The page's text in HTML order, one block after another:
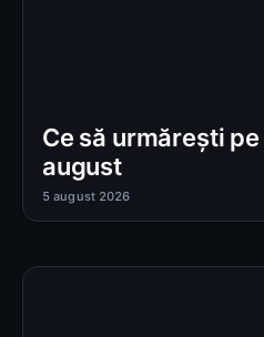
Ce să urmărești
august
5 august 2026